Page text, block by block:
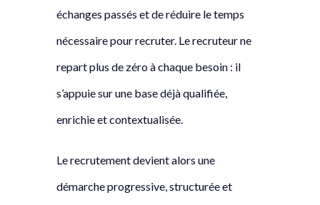
échanges passés et de réduire le temps
nécessaire pour recruter. Le recruteur ne
repart plus de zéro à chaque besoin : il
s’appuie sur une base déjà qualifiée,
enrichie et contextualisée.
Le recrutement devient alors une
démarche progressive, structurée et